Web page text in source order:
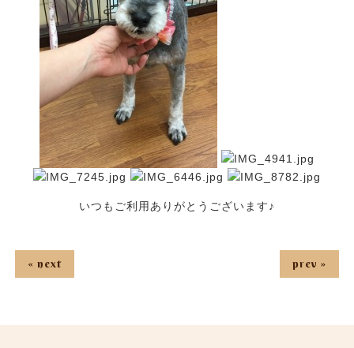
いつもご利用ありがとうございます♪
« next prev »